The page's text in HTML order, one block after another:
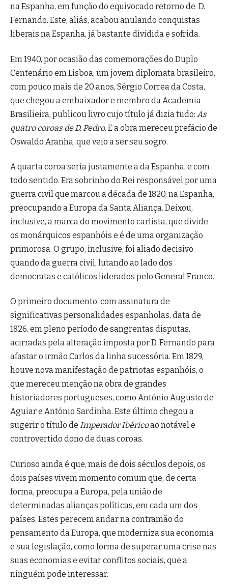
na Espanha, em função do equivocado retorno de D.
Fernando. Este, aliás, acabou anulando conquistas
liberais na Espanha, já bastante dividida e sofrida.
Em 1940, por ocasião das comemorações do Duplo
Centenário em Lisboa, um jovem diplomata brasileiro,
com pouco mais de 20 anos, Sérgio Correa da Costa,
que chegou a embaixador e membro da Academia
Brasilieira, publicou livro cujo título já dizia tudo: As
quatro coroas de D. Pedro. E a obra mereceu prefácio de
Oswaldo Aranha, que veio a ser seu sogro.
A quarta coroa seria justamente a da Espanha, e com
todo sentido. Era sobrinho do Rei responsável por uma
guerra civil que marcou a década de 1820, na Espanha,
preocupando a Europa da Santa Aliança. Deixou,
inclusive, a marca do movimento carlista, que divide
os monárquicos espanhóis e é de uma organização
primorosa. O grupo, inclusive, foi aliado decisivo
quando da guerra civil, lutando ao lado dos
democratas e católicos liderados pelo General Franco.
O primeiro documento, com assinatura de
significativas personalidades espanholas, data de
1826, em pleno período de sangrentas disputas,
acirradas pela alteração imposta por D. Fernando para
afastar o irmão Carlos da linha sucessória. Em 1829,
houve nova manifestação de patriotas espanhóis, o
que mereceu menção na obra de grandes
historiadores portugueses, como António Augusto de
Aguiar e António Sardinha. Este último chegou a
sugerir o título de Imperador Ibéricoao notável e
controvertido dono de duas coroas.
Curioso ainda é que, mais de dois séculos depois, os
dois países vivem momento comum que, de certa
forma, preocupa a Europa, pela união de
determinadas alianças políticas, em cada um dos
países. Estes perecem andar na contramão do
pensamento da Europa, que moderniza sua economia
e sua legislação, como forma de superar uma crise nas
suas economias e evitar conflitos sociais, que a
ninguém pode interessar.